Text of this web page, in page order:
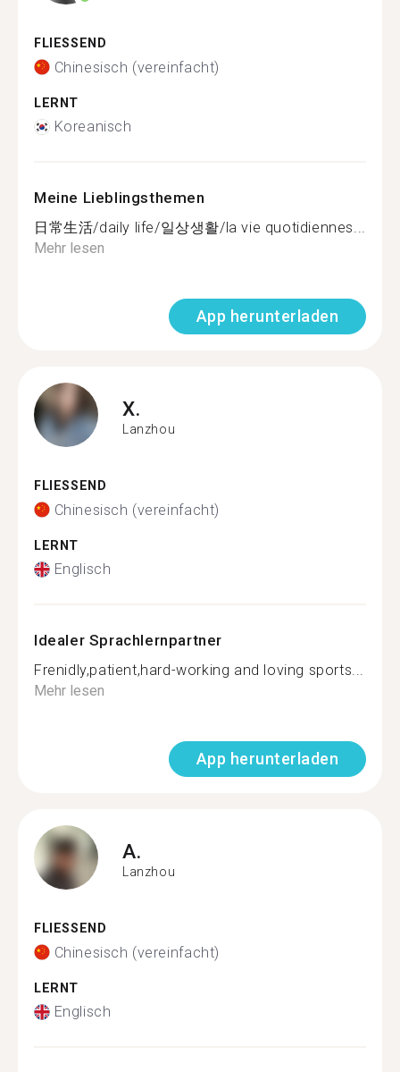
FLIESSEND
Chinesisch (vereinfacht)
LERNT
Koreanisch
Meine Lieblingsthemen
日常生活/daily life/일상생활/la vie quotidiennes...
Mehr lesen
App herunterladen
X.
Lanzhou
FLIESSEND
Chinesisch (vereinfacht)
LERNT
Englisch
Idealer Sprachlernpartner
Frenidly,patient,hard-working and loving sports...
Mehr lesen
App herunterladen
A.
Lanzhou
FLIESSEND
Chinesisch (vereinfacht)
LERNT
Englisch